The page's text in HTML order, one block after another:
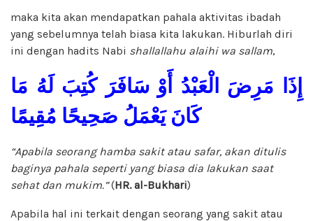
maka kita akan mendapatkan pahala aktivitas ibadah
yang sebelumnya telah biasa kita lakukan. Hiburlah diri
ini dengan hadits Nabi shallallahu alaihi wa sallam,
إِذَا مَرِضَ الْعَبْدُ أَوْ سَافَرَ كُتِبَ لَهُ مَا
كَانَ يَعْمَلُ صَحِيحًا مُقِيمًا
“Apabila seorang hamba sakit atau safar, akan ditulis
baginya pahala seperti yang biasa dia lakukan saat
sehat dan mukim.”(HR. al-Bukhari)
Apabila hal ini terkait dengan seorang yang sakit atau